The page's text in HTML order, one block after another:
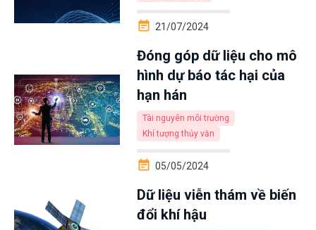
21/07/2024
Đóng góp dữ liệu cho mô
hình dự báo tác hại của
hạn hán
Tài nguyên môi trường
Khí tượng thủy văn
05/05/2024
Dữ liệu viễn thám về biến
đổi khí hậu